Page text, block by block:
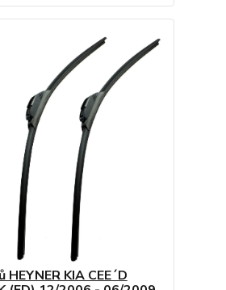
KIA CEE´D